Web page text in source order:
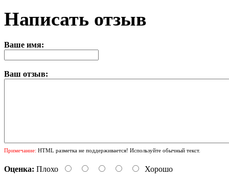
Написать отзыв
Ваше имя:
Ваш отзыв:
Примечание: HTML разметка не поддерживается! Используйте обычный текст.
Оценка: Плохо Хорошо